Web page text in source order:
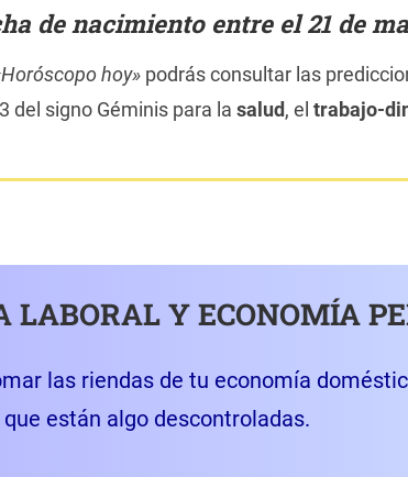
de nacimiento entre el 21 de
hoy»podrás consultar las
del signo Géminis para la salud, el trabajo-
LABORAL Y ECONOMÍA
las riendas de tu economía
están algo descontroladas.